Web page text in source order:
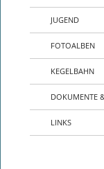
JUGEND
FOTOALBEN
KEGELBAHN
DOKUMENTE
LINKS